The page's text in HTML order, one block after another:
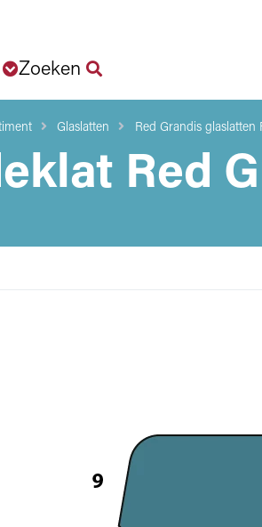
Zoeken
Glaslatten Red Grandis glaslatten
Red